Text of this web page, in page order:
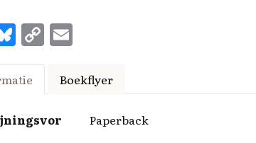
Bl
u
es
y
C
o
y
Li
ai
Boekflyer
Paperback